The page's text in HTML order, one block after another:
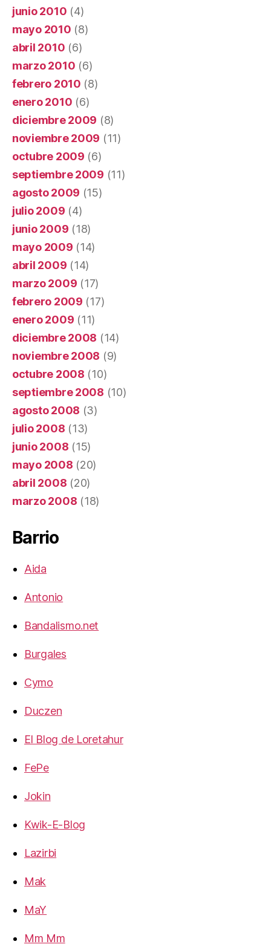
junio 2010 (4)
mayo 2010 (8)
abril 2010 (6)
marzo 2010 (6)
febrero 2010 (8)
enero 2010 (6)
diciembre 2009 (8)
noviembre 2009 (11)
octubre 2009 (6)
septiembre 2009 (11)
agosto 2009 (15)
julio 2009 (4)
junio 2009 (18)
mayo 2009 (14)
abril 2009 (14)
marzo 2009 (17)
febrero 2009 (17)
enero 2009 (11)
diciembre 2008 (14)
noviembre 2008 (9)
octubre 2008 (10)
septiembre 2008 (10)
agosto 2008 (3)
julio 2008 (13)
junio 2008 (15)
mayo 2008 (20)
abril 2008 (20)
marzo 2008 (18)
Barrio
Aida
Antonio
Bandalismo.net
Burgales
Cymo
Duczen
El Blog de Loretahur
FePe
Jokin
Kwik-E-Blog
Lazirbi
Mak
MaY
Mm Mm